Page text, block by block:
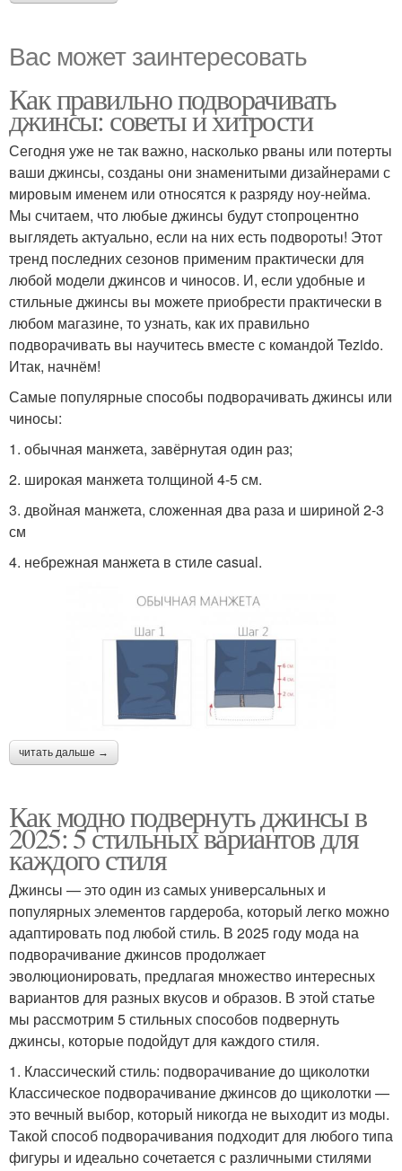
Вас может заинтересовать
Как правильно подворачивать
джинсы: советы и хитрости
Сегодня уже не так важно, насколько рваны или потерты
ваши джинсы, созданы они знаменитыми дизайнерами с
мировым именем или относятся к разряду ноу-нейма.
Мы считаем, что любые джинсы будут стопроцентно
выглядеть актуально, если на них есть подвороты! Этот
тренд последних сезонов применим практически для
любой модели джинсов и чиносов. И, если удобные и
стильные джинсы вы можете приобрести практически в
любом магазине, то узнать, как их правильно
подворачивать вы научитесь вместе с командой Tezido.
Итак, начнём!
Самые популярные способы подворачивать джинсы или
чиносы:
1. обычная манжета, завёрнутая один раз;
2. широкая манжета толщиной 4-5 см.
3. двойная манжета, сложенная два раза и шириной 2-3
см
4. небрежная манжета в стиле casual.
читать дальше →
Как модно подвернуть джинсы в
2025: 5 стильных вариантов для
каждого стиля
Джинсы — это один из самых универсальных и
популярных элементов гардероба, который легко можно
адаптировать под любой стиль. В 2025 году мода на
подворачивание джинсов продолжает
эволюционировать, предлагая множество интересных
вариантов для разных вкусов и образов. В этой статье
мы рассмотрим 5 стильных способов подвернуть
джинсы, которые подойдут для каждого стиля.
1. Классический стиль: подворачивание до щиколотки
Классическое подворачивание джинсов до щиколотки —
это вечный выбор, который никогда не выходит из моды.
Такой способ подворачивания подходит для любого типа
фигуры и идеально сочетается с различными стилями